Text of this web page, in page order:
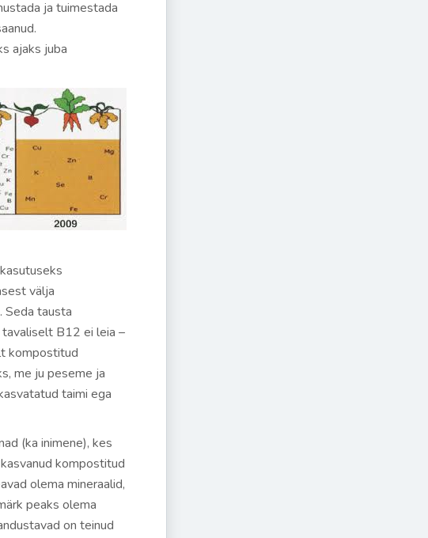
ja tuimestada
ajaks juba
välja
Seda tausta
B12 ei leia –
kompostitud
me ju peseme ja
taimi ega
(ka inimene), kes
kompostitud
olema mineraalid,
peaks olema
on teinud